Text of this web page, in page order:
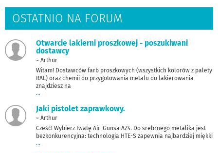
OSTATNIO NA FORUM
Otwarcie lakierni proszkowej - poszukiwani
dostawcy
~ Arthur
Witam! Dostawców farb proszkowych (wszystkich kolorów z palety
RAL) oraz chemii do przygotowania metalu do lakierowania
znajdziesz na
...
Jaki pistolet zaprawkowy.
~ Arthur
Cześć! Wybierz Iwatę Air-Gunsa AZ4. Do srebrnego metalika jest
bezkonkurencyjna: technologia HTE-S zapewnia najbardziej miękki
...